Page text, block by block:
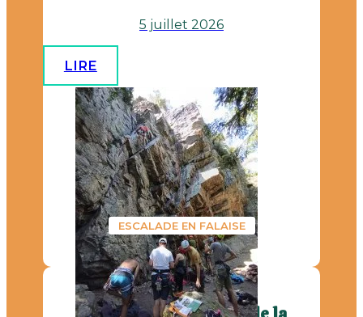
5 juillet 2026
LIRE
ESCALADE EN FALAISE